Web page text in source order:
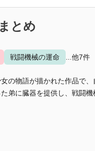
とめ
戦闘機械の運命 ...他7件
の物語が描かれた作品で
弟に臓器を提供し、戦闘